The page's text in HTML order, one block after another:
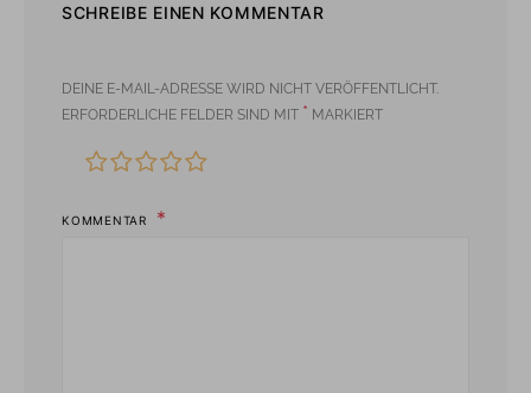
SCHREIBE EINEN KOMMENTAR
DEINE E-MAIL-ADRESSE WIRD NICHT VERÖFFENTLICHT.
ERFORDERLICHE FELDER SIND MIT * MARKIERT
KOMMENTAR